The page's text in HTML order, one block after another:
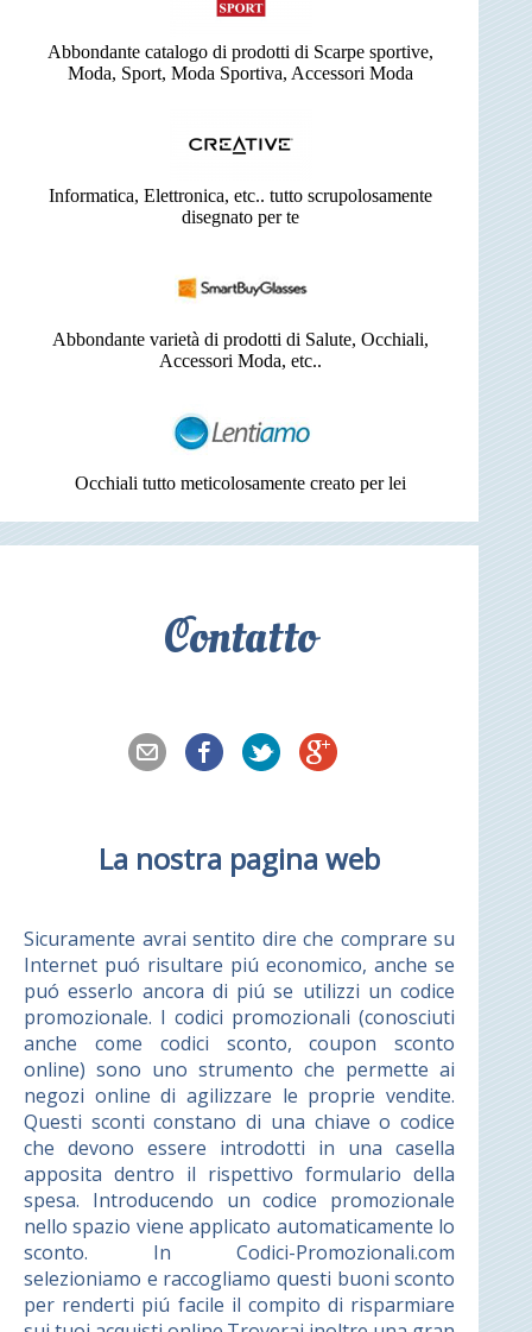
Abbondante catalogo di prodotti di Scarpe sportive,
Moda, Sport, Moda Sportiva, Accessori Moda
Informatica, Elettronica, etc.. tutto scrupolosamente
disegnato per te
Abbondante varietà di prodotti di Salute, Occhiali,
Accessori Moda, etc..
Occhiali tutto meticolosamente creato per lei
Contatto
La nostra pagina web
Sicuramente avrai sentito dire che comprare su
Internet puó risultare piú economico, anche se
puó esserlo ancora di piú se utilizzi un codice
promozionale. I codici promozionali (conosciuti
anche come codici sconto, coupon sconto
online) sono uno strumento che permette ai
negozi online di agilizzare le proprie vendite.
Questi sconti constano di una chiave o codice
che devono essere introdotti in una casella
apposita dentro il rispettivo formulario della
spesa. Introducendo un codice promozionale
nello spazio viene applicato automaticamente lo
sconto. In Codici-Promozionali.com
selezioniamo e raccogliamo questi buoni sconto
per renderti piú facile il compito di risparmiare